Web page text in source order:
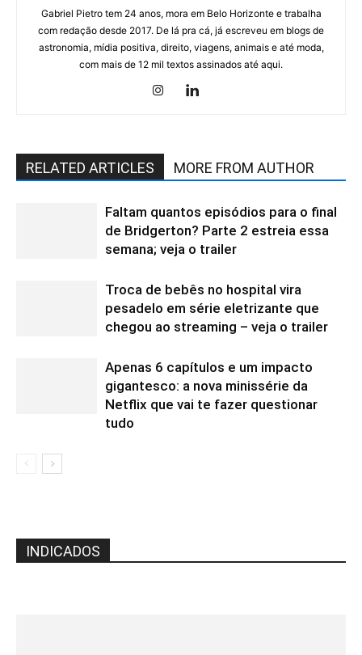
Gabriel Pietro tem 24 anos, mora em Belo Horizonte e trabalha
com redação desde 2017. De lá pra cá, já escreveu em blogs de
astronomia, mídia positiva, direito, viagens, animais e até moda,
com mais de 12 mil textos assinados até aqui.
RELATED ARTICLES MORE FROM AUTHOR
Faltam quantos episódios para o final
de Bridgerton? Parte 2 estreia essa
semana; veja o trailer
Troca de bebês no hospital vira
pesadelo em série eletrizante que
chegou ao streaming – veja o trailer
Apenas 6 capítulos e um impacto
gigantesco: a nova minissérie da
Netflix que vai te fazer questionar
tudo
INDICADOS